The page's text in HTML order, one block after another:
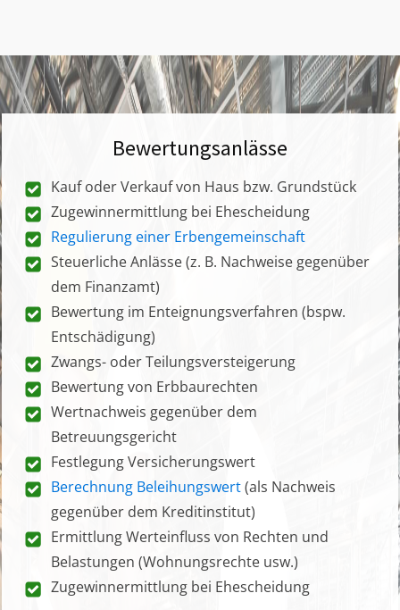
Bewertungsanlässe
Kauf oder Verkauf von Haus bzw. Grundstück
Zugewinnermittlung bei Ehescheidung
Regulierung einer Erbengemeinschaft
Steuerliche Anlässe (z. B. Nachweise gegenüber
dem Finanzamt)
Bewertung im Enteignungsverfahren (bspw.
Entschädigung)
Zwangs- oder Teilungsversteigerung
Bewertung von Erbbaurechten
Wertnachweis gegenüber dem
Betreuungsgericht
Festlegung Versicherungswert
Berechnung Beleihungswert(als Nachweis
gegenüber dem Kreditinstitut)
Ermittlung Werteinfluss von Rechten und
Belastungen (Wohnungsrechte usw.)
Zugewinnermittlung bei Ehescheidung